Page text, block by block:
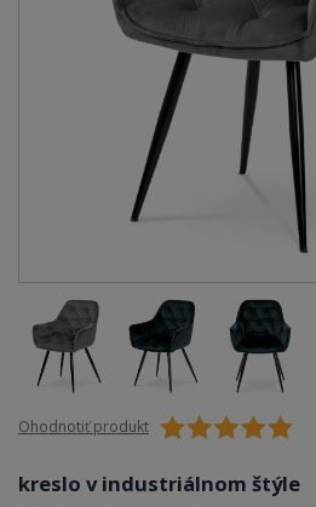
Ohodnotiť produkt
kreslo v industriálnom štýle